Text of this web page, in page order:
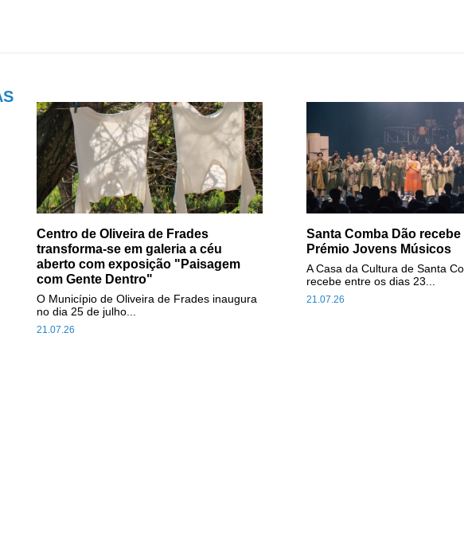
Centro de Oliveira de Frades
transforma-se em galeria a céu
aberto com exposição "Paisagem
com Gente Dentro"
21.07.26
O Município de Oliveira de Frades inaugura
no dia 25 de julho...
Santa Comba Dão
Prémio Jovens Músicos
21.07.26
A Casa da Cultura de Santa
recebe entre os dias 23...